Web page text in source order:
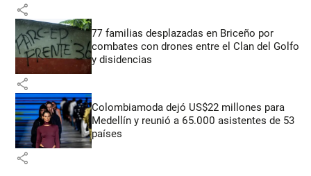
share
77 familias desplazadas en Briceño por
combates con drones entre el Clan del Golfo
y disidencias
share
Colombiamoda dejó US$22 millones para
Medellín y reunió a 65.000 asistentes de 53
países
share